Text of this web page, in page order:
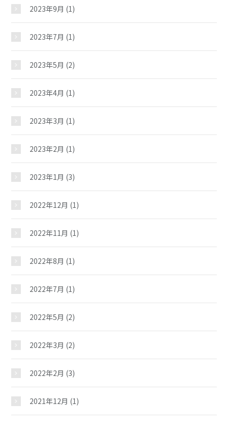
スケジュール
ギャラリー
教室紹介
夢ステーション
児童クラブ
2023年9月 (1)
2023年7月 (1)
2023年5月 (2)
2023年4月 (1)
2023年3月 (1)
2023年2月 (1)
2023年1月 (3)
2022年12月 (1)
2022年11月 (1)
2022年8月 (1)
2022年7月 (1)
2022年5月 (2)
2022年3月 (2)
2022年2月 (3)
2021年12月 (1)